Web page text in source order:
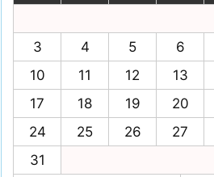
3
4 5 6
10
11 12 13
17
18 19 20
24
25 26 27
31